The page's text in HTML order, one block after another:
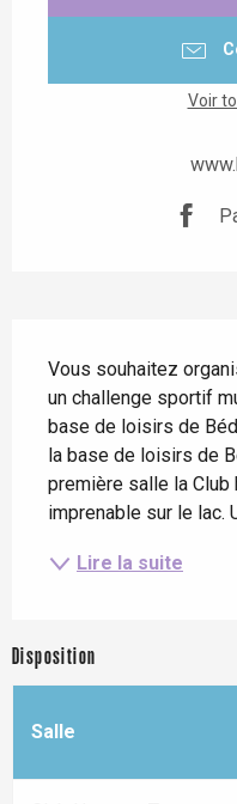
Voir
Vous souhaitez
un challenge sportif
base de loisirs de
la base de loisirs de
première salle la
imprenable sur le lac.
Lire la suite
Disposition
Salle